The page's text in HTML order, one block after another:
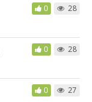
0 28
0 28
0 27